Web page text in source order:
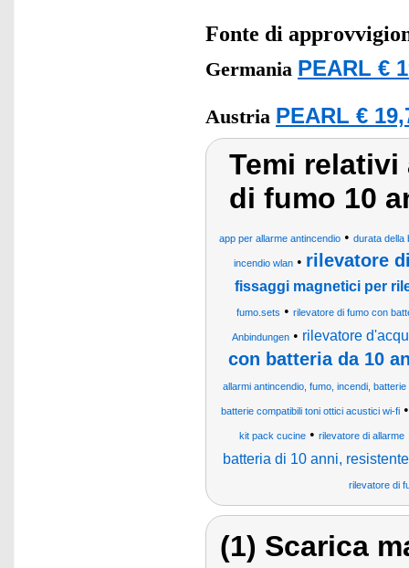
Fonte di
Germania PEARL €
Austria PEARL €
Temi
di fumo 10
app per allarme antincendio • durata della
incendio wlan• rilevatore
fissaggi magnetici per
fumo.sets • rilevatore di fumo con
Anbindungen• rilevatore
con batteria da 10
allarmi antincendio, fumo, incendi,
batterie compatibili toni ottici acustici wi-fi
kit pack cucine • rilevatore di allarme
batteria di 10 anni,
rilevatore di
(1) Scarica